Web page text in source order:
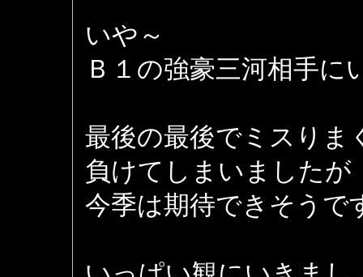
いや～
Ｂ１の強豪三河相手に
最後の最後でミスりま
負けてしまいましたが
今季は期待できそうで